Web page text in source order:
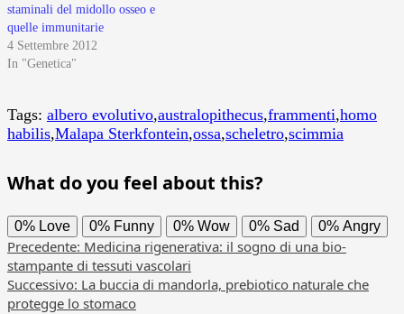
staminali del midollo osseo e
quelle immunitarie
4 Settembre 2012
In "Genetica"
Tags: albero evolutivo,australopithecus,frammenti,homo
habilis,Malapa Sterkfontein,ossa,scheletro,scimmia
What do you feel about this?
0% Love 0% Funny 0% Wow 0% Sad 0% Angry
Navigazione
articolo
Precedente: Medicina rigenerativa: il sogno di una bio-
stampante di tessuti vascolari
Successivo: La buccia di mandorla, prebiotico naturale che
protegge lo stomaco